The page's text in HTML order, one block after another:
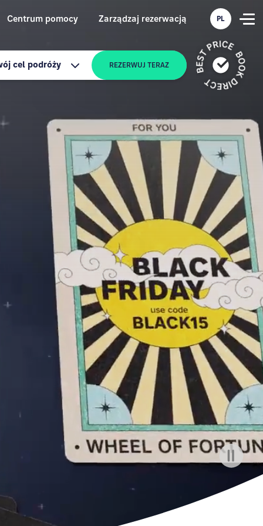
Centrum pomocy Zarządzaj rezerwacją
cel podróży REZERWUJ TERAZ
PL